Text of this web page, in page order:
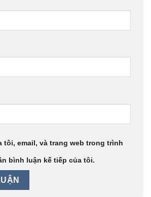
tôi, email, và trang web trong trình
bình luận kế tiếp của tôi.